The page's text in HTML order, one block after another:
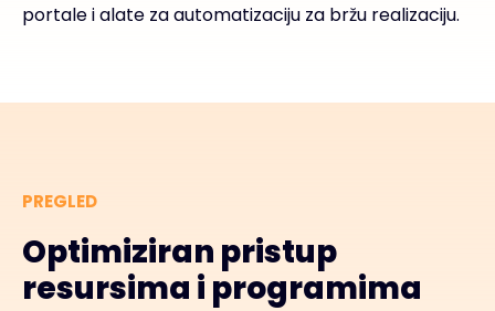
portale i alate za automatizaciju za bržu realizaciju.
PREGLED
Optimiziran pristup
resursima i programima